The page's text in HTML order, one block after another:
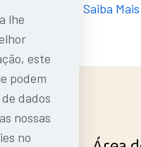
Saiba Mais
lhe
este
podem
dados
nossas
no